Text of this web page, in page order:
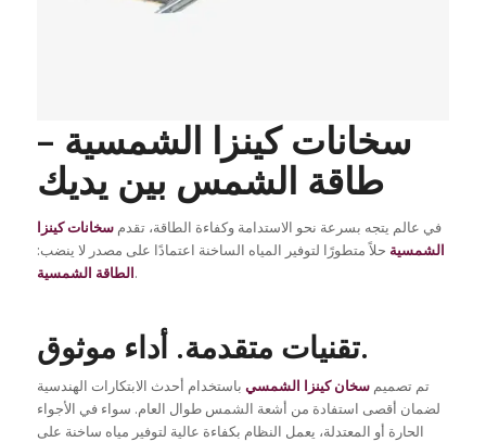
سخانات كينزا الشمسية –
طاقة الشمس بين يديك
في عالم يتجه بسرعة نحو الاستدامة وكفاءة الطاقة، تقدمسخانات كينزا
الشمسية حلاً متطورًا لتوفير المياه الساخنة اعتمادًا على مصدر لا ينضب:
الطاقة الشمسية.
تقنيات متقدمة. أداء موثوق.
تم تصميمسخان كينزا الشمسي باستخدام أحدث الابتكارات الهندسية
لضمان أقصى استفادة من أشعة الشمس طوال العام. سواء في الأجواء
الحارة أو المعتدلة، يعمل النظام بكفاءة عالية لتوفير مياه ساخنة على